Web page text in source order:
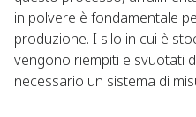
in polvere è fondamentale
produzione. I silo in cui è
vengono riempiti e svuotati
necessario un sistema di